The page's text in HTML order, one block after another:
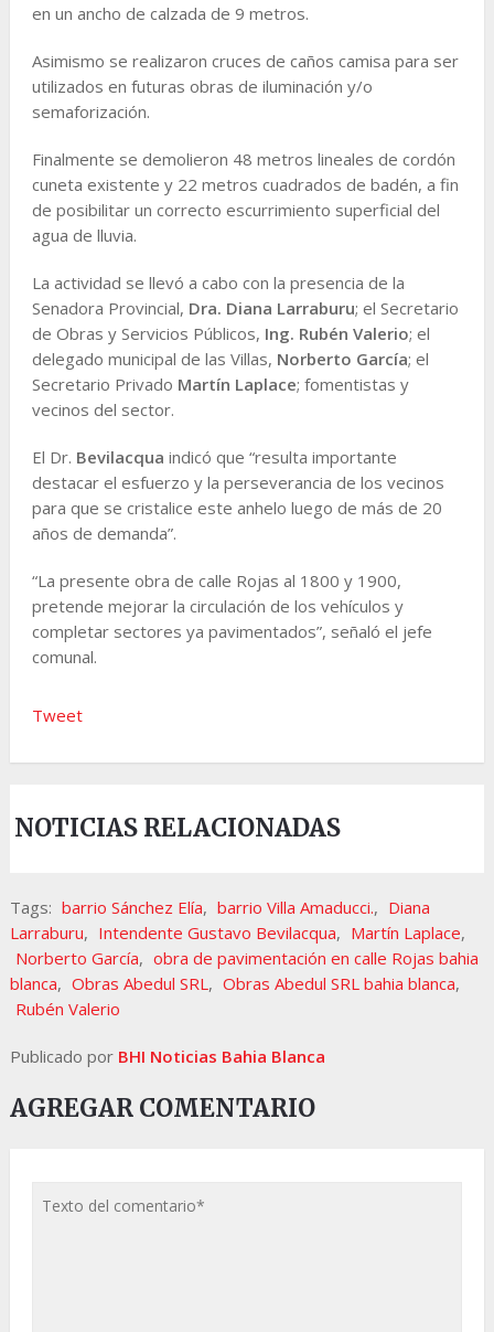
en un ancho de calzada de 9 metros.
Asimismo se realizaron cruces de caños camisa para ser
utilizados en futuras obras de iluminación y/o
semaforización.
Finalmente se demolieron 48 metros lineales de cordón
cuneta existente y 22 metros cuadrados de badén, a fin
de posibilitar un correcto escurrimiento superficial del
agua de lluvia.
La actividad se llevó a cabo con la presencia de la
Senadora Provincial, Dra. Diana Larraburu; el Secretario
de Obras y Servicios Públicos, Ing. Rubén Valerio; el
delegado municipal de las Villas, Norberto García; el
Secretario Privado Martín Laplace; fomentistas y
vecinos del sector.
El Dr. Bevilacqua indicó que “resulta importante
destacar el esfuerzo y la perseverancia de los vecinos
para que se cristalice este anhelo luego de más de 20
años de demanda”.
“La presente obra de calle Rojas al 1800 y 1900,
pretende mejorar la circulación de los vehículos y
completar sectores ya pavimentados”, señaló el jefe
comunal.
Tweet
NOTICIAS RELACIONADAS
Tags: barrio Sánchez Elía, barrio Villa Amaducci., Diana
Larraburu, Intendente Gustavo Bevilacqua, Martín Laplace,
Norberto García, obra de pavimentación en calle Rojas bahia
blanca, Obras Abedul SRL, Obras Abedul SRL bahia blanca,
Rubén Valerio
Publicado por BHI Noticias Bahia Blanca
AGREGAR COMENTARIO